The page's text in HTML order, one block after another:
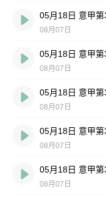
05月18日 意甲
08月07日
05月18日 意甲
08月07日
05月18日 意甲
08月07日
05月18日 意甲
08月07日
05月18日 意甲
08月07日